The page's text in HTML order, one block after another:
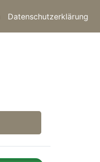
Datenschutzerklärung